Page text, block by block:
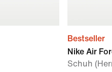
Bestseller
Nike Air
Schuh